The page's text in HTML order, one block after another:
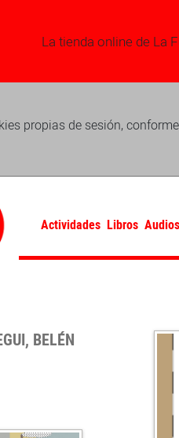
La tienda online de La
propias de sesión,
Actividades Libros Audios
BELÉN